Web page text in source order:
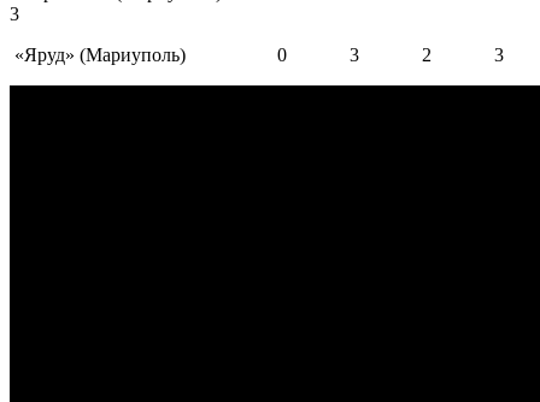
3
«Яруд» (Мариуполь) 0 3 2 3